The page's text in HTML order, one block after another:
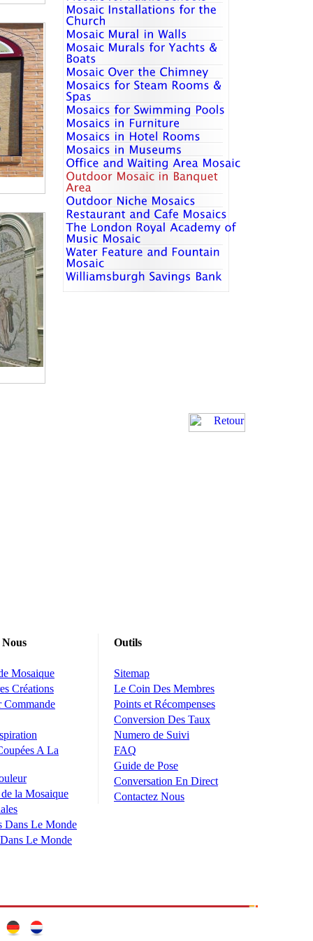
Mosaique
Créations
Commande
A La
la Mosaique
Dans Le Monde
Le Monde
Outils
Sitemap
Le Coin Des Membres
Points et Récompenses
Conversion Des Taux
Numero de Suivi
FAQ
Guide de Pose
Conversation En Direct
Contactez Nous